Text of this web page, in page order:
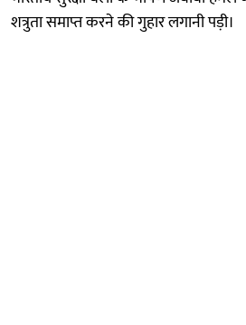
शत्रुता समाप्त करने की गुहार लगानी पड़ी।